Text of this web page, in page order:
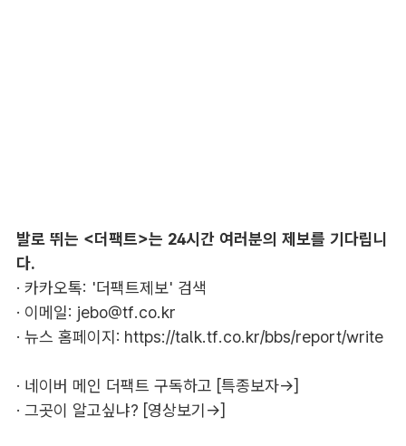
발로 뛰는 <더팩트>는 24시간 여러분의 제보를 기다립니
다.
· 카카오톡: '더팩트제보' 검색
· 이메일: jebo@tf.co.kr
· 뉴스 홈페이지: https://talk.tf.co.kr/bbs/report/write
· 네이버 메인 더팩트 구독하고 [특종보자→]
· 그곳이 알고싶냐? [영상보기→]